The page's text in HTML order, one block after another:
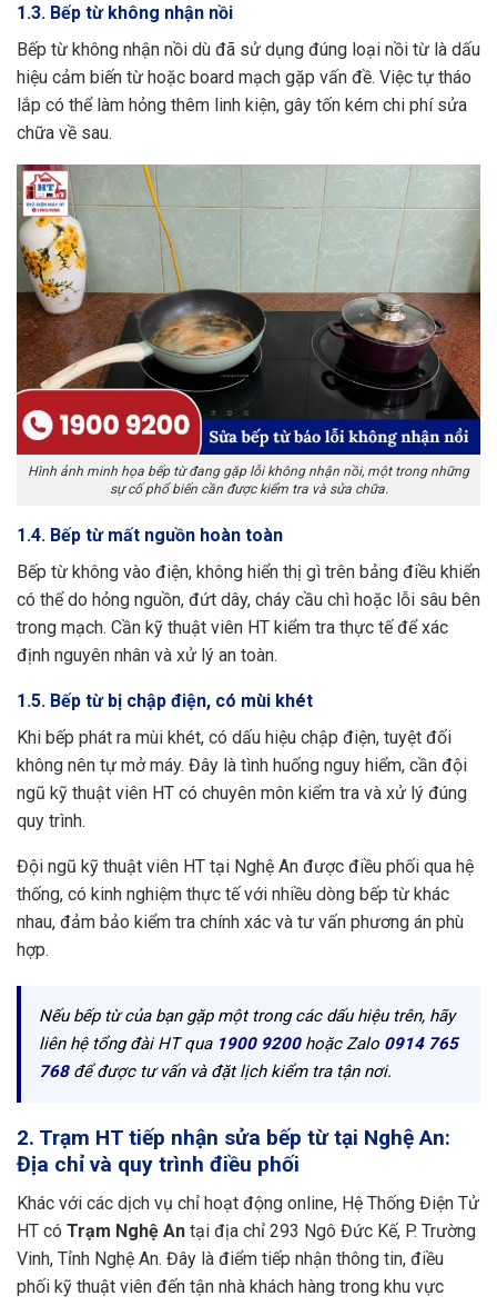
1.3. Bếp từ không nhận nồi
Bếp từ không nhận nồi dù đã sử dụng đúng loại nồi từ là dấu
hiệu cảm biến từ hoặc board mạch gặp vấn đề. Việc tự tháo
lắp có thể làm hỏng thêm linh kiện, gây tốn kém chi phí sửa
chữa về sau.
Hình ảnh minh họa bếp từ đang gặp lỗi không nhận nồi, một trong những
sự cố phổ biến cần được kiểm tra và sửa chữa.
1.4. Bếp từ mất nguồn hoàn toàn
Bếp từ không vào điện, không hiển thị gì trên bảng điều khiển
có thể do hỏng nguồn, đứt dây, cháy cầu chì hoặc lỗi sâu bên
trong mạch. Cần kỹ thuật viên HT kiểm tra thực tế để xác
định nguyên nhân và xử lý an toàn.
1.5. Bếp từ bị chập điện, có mùi khét
Khi bếp phát ra mùi khét, có dấu hiệu chập điện, tuyệt đối
không nên tự mở máy. Đây là tình huống nguy hiểm, cần đội
ngũ kỹ thuật viên HT có chuyên môn kiểm tra và xử lý đúng
quy trình.
Đội ngũ kỹ thuật viên HT tại Nghệ An được điều phối qua hệ
thống, có kinh nghiệm thực tế với nhiều dòng bếp từ khác
nhau, đảm bảo kiểm tra chính xác và tư vấn phương án phù
hợp.
Nếu bếp từ của bạn gặp một trong các dấu hiệu trên, hãy
liên hệ tổng đài HT qua 1900 9200hoặc Zalo 0914 765
768để được tư vấn và đặt lịch kiểm tra tận nơi.
2. Trạm HT tiếp nhận sửa bếp từ tại Nghệ An:
Địa chỉ và quy trình điều phối
Khác với các dịch vụ chỉ hoạt động online, Hệ Thống Điện Tử
HT có Trạm Nghệ An tại địa chỉ 293 Ngô Đức Kế, P. Trường
Vinh, Tỉnh Nghệ An. Đây là điểm tiếp nhận thông tin, điều
phối kỹ thuật viên đến tận nhà khách hàng trong khu vực